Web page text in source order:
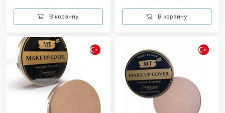
В корзину В корзину